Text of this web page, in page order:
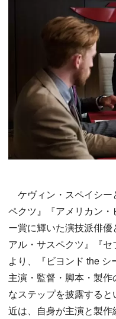
ケヴィン・スペイシー
ペクツ』『アメリカン・
ー賞に輝いた演技派俳
アル・サスペクツ』『
より、『ビヨンド the
主演・監督・脚本・製
なステップを披露する
近は、自身が主演と製